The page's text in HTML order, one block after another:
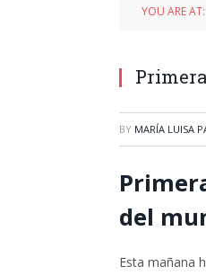
YOU ARE AT:
BY MARÍA LUISA
del
Esta mañana